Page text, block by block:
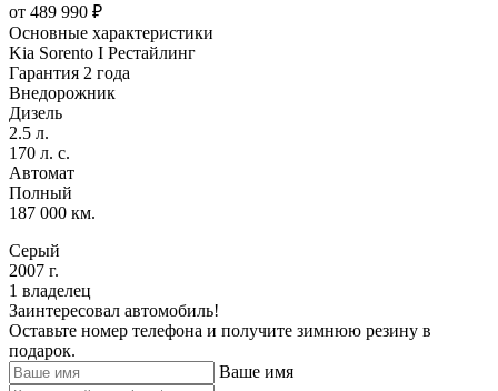
от 489 990 ₽
Основные характеристики
Kia Sorento I Рестайлинг
Гарантия 2 года
Внедорожник
Дизель
2.5 л.
170 л. с.
Автомат
Полный
187 000 км.
Серый
2007 г.
1 владелец
Заинтересовал автомобиль!
Оставьте номер телефона и получите зимнюю резину в
подарок.
Ваше имя